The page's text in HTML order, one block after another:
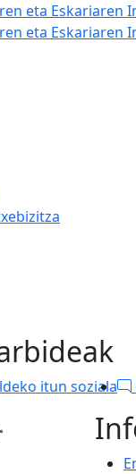
eta Eskariaren
eta Eskariaren
itun soziala